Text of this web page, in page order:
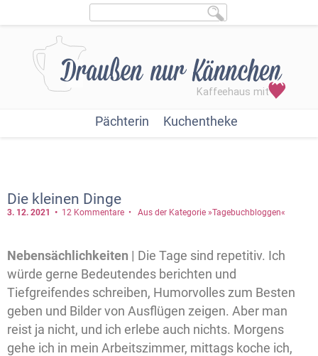
Pächterin Kuchentheke
Die kleinen Dinge
3. 12. 2021 12 Kommentare Aus der Kategorie »Tagebuchbloggen«
Nebensächlichkeiten | Die Tage sind repetitiv. Ich
würde gerne Bedeutendes berichten und
Tiefgreifendes schreiben, Humorvolles zum Besten
geben und Bilder von Ausflügen zeigen. Aber man
reist ja nicht, und ich erlebe auch nichts. Morgens
gehe ich in mein Arbeitszimmer, mittags koche ich,